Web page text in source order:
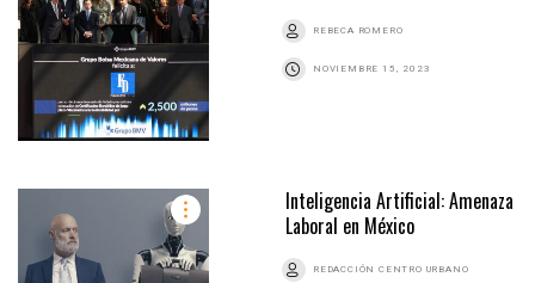
REBECA ROMERO
NOVIEMBRE 15, 2023
Inteligencia Artificial: Amenaza
Laboral en México
REDACCIÓN CENTRO URBANO